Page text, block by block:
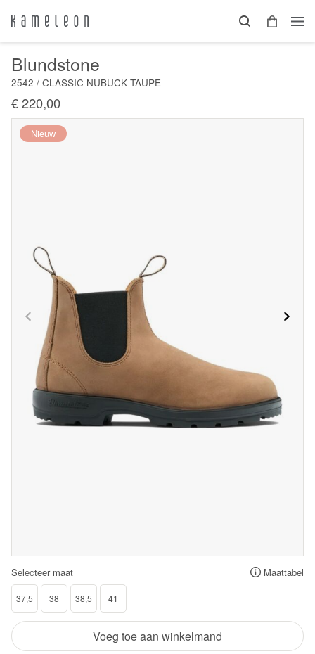
Blundstone
2542 / CLASSIC NUBUCK TAUPE
€ 220,00
Nieuw
Selecteer maat Maattabel
37,5 38 38,5 41
Voeg toe aan winkelmand